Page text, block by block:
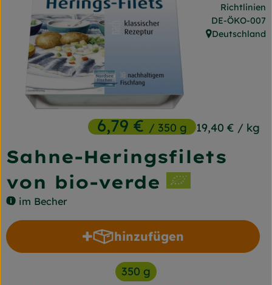
Frischetheke
Naturkost
Getränke
Gartensaison
So geht's
Unsere Kisten
Sahne-Heringsfilets
von bio-verde
im Becher
6,79 €/ 350 g 19,40 € / kg
Richtlinien
,
DE-ÖKO-007
, Herkunft:
Deutschland
hinzufügen
Produkt zum Warenkorb
350 g